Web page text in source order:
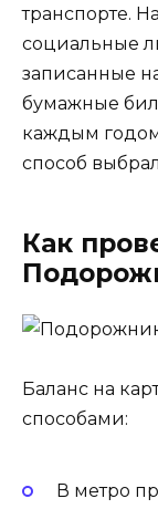
транспорте.
социальные
записанные
бумажные
каждым
способ
Как
Баланс на
способами:
В метро